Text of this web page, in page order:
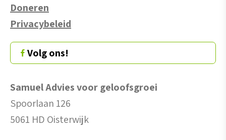
Doneren
Privacybeleid
Volg ons!
Samuel Advies voor geloofsgroei
Spoorlaan 126
5061 HD Oisterwijk